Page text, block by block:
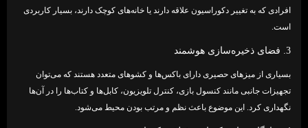
افرادی که به تغییر دکوراسیون علاقه دارند یا خانه‌های کوچک دارند، بسیار کاربردی
است.
3. فضای ذخیره‌سازی هوشمند
بسیاری از میزهای حصیری دارای باکس‌ها و کشوهای متعدد هستند که می‌توان
تجهیزات جانبی مانند کنسول بازی، کنترل تلویزیون، کابل‌ها و کتاب‌ها را در آن‌ها
نگهداری کرد. این موضوع باعث نظم و مرتب بودن محیط می‌شود.